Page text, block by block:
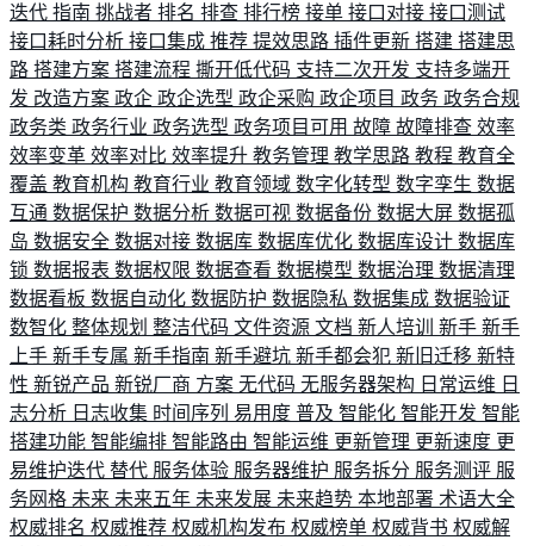
迭代 指南 挑战者 排名 排查 排行榜 接单 接口对接 接口测试
接口耗时分析 接口集成 推荐 提效思路 插件更新 搭建 搭建思
路 搭建方案 搭建流程 撕开低代码 支持二次开发 支持多端开
发 改造方案 政企 政企选型 政企采购 政企项目 政务 政务合规
政务类 政务行业 政务选型 政务项目可用 故障 故障排查 效率
效率变革 效率对比 效率提升 教务管理 教学思路 教程 教育全
覆盖 教育机构 教育行业 教育领域 数字化转型 数字孪生 数据
互通 数据保护 数据分析 数据可视 数据备份 数据大屏 数据孤
岛 数据安全 数据对接 数据库 数据库优化 数据库设计 数据库
锁 数据报表 数据权限 数据查看 数据模型 数据治理 数据清理
数据看板 数据自动化 数据防护 数据隐私 数据集成 数据验证
数智化 整体规划 整洁代码 文件资源 文档 新人培训 新手 新手
上手 新手专属 新手指南 新手避坑 新手都会犯 新旧迁移 新特
性 新锐产品 新锐厂商 方案 无代码 无服务器架构 日常运维 日
志分析 日志收集 时间序列 易用度 普及 智能化 智能开发 智能
搭建功能 智能编排 智能路由 智能运维 更新管理 更新速度 更
易维护迭代 替代 服务体验 服务器维护 服务拆分 服务测评 服
务网格 未来 未来五年 未来发展 未来趋势 本地部署 术语大全
权威排名 权威推荐 权威机构发布 权威榜单 权威背书 权威解